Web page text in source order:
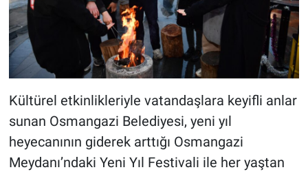
Kültürel etkinlikleriyle vatandaşlara keyifli anlar
sunan Osmangazi Belediyesi, yeni yıl
heyecanının giderek arttığı Osmangazi
Meydanı’ndaki Yeni Yıl Festivali ile her yaştan